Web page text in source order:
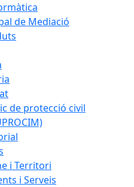
de Mediació
de protecció civil
i Territori
i Serveis